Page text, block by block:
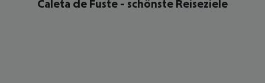
Caleta de Fuste - schönste Reiseziele